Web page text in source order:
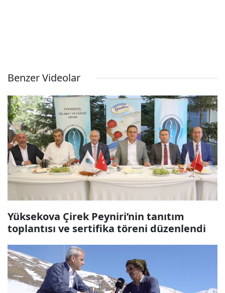
Benzer Videolar
Yüksekova Çirek Peyniri’nin tanıtım
toplantısı ve sertifika töreni düzenlendi